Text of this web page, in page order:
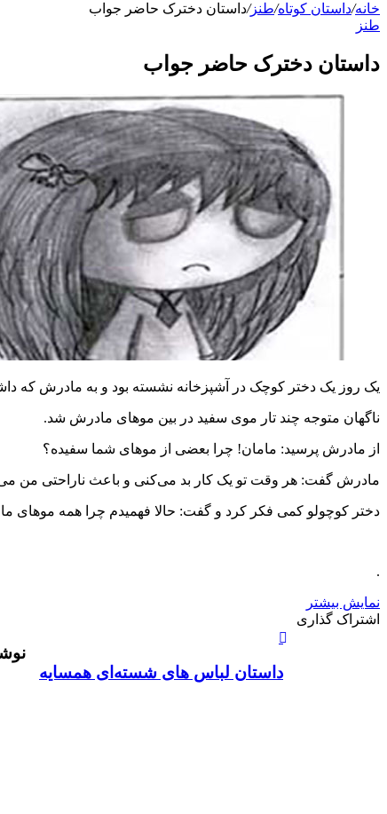
خانه/داستان کوتاه/طنز/داستان دخترک حاضر جواب
طنز
داستان دخترک حاضر جواب
یک روز یک دختر کوچک در آشپزخانه نشسته بود و به مادرش که
ناگهان متوجه چند تار موى سفید در بین موهاى مادرش شد.
از مادرش پرسید: مامان! چرا بعضى از موهاى شما سفیده؟
مادرش گفت: هر وقت تو یک کار بد مى‌کنى و باعث ناراحتى من
دختر کوچولو کمى فکر کرد و گفت: حالا فهمیدم چرا همه موهاى
.
نمایش بیشتر
اشتراک گذاری
بوک
آپ
گذاری
طریق
داستان لباس های شسته‌ای همسایه